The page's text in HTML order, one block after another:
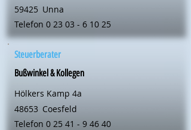
59425 Unna
Telefon 0 23 03 - 6 10 25
Steuerberater
Bußwinkel & Kollegen
Hölkers Kamp 4a
48653 Coesfeld
Telefon 0 25 41 - 9 46 40